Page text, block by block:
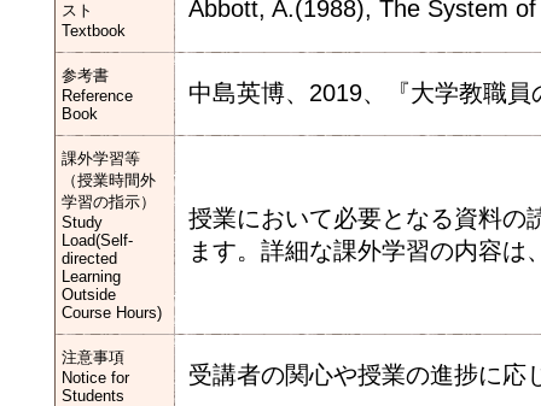
スト
Textbook
Abbott, A.(1988), The System
参考書
Reference
Book
中島英博、2019、『大学教職
課外学習等
（授業時間外
学習の指示）
Study
Load(Self-
directed
Learning
Outside
Course Hours)
授業において必要となる資料の
ます。詳細な課外学習の内容は
注意事項
Notice for
Students
受講者の関⼼や授業の進捗に応